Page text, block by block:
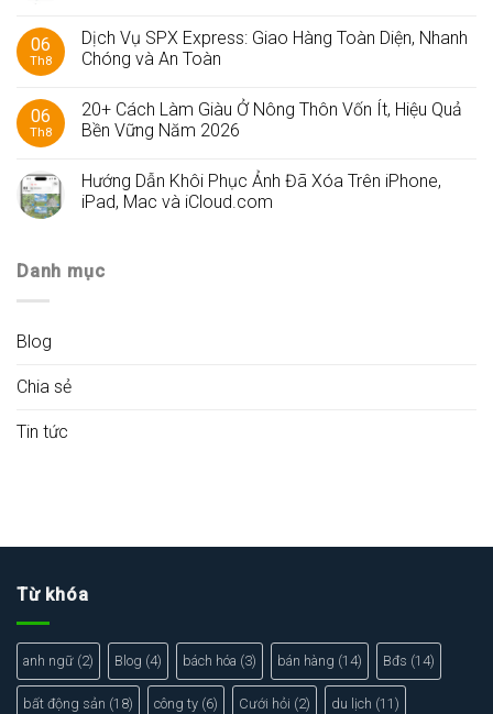
06
Th8
Dịch Vụ SPX Express: Giao Hàng Toàn Diện, Nhanh
Chóng và An Toàn
06
Th8
20+ Cách Làm Giàu Ở Nông Thôn Vốn Ít, Hiệu Quả
Bền Vững Năm 2026
Hướng Dẫn Khôi Phục Ảnh Đã Xóa Trên iPhone,
iPad, Mac và iCloud.com
Danh mục
Blog
Chia sẻ
Tin tức
Từ khóa
anh ngữ (2) Blog (4) bách hóa (3) bán hàng (14) Bđs (14)
bất động sản (18) công ty (6) Cưới hỏi (2) du lịch (11)